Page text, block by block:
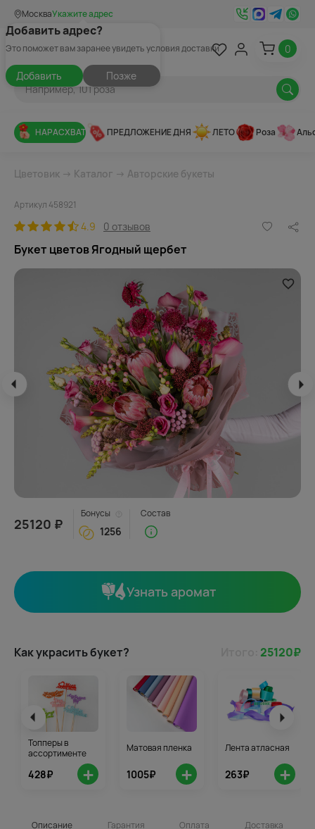
МоскваУкажите адрес
Добавить адрес?
Это поможет вам заранее увидеть условия доставки
Добавить Позже
0
НАРАСХВАТ ПРЕДЛОЖЕНИЕ ДНЯ ЛЕТО Роза
Цветовик → Каталог → Авторские букеты
Артикул 458921
4.9 0 отзывов
Букет цветов Ягодный щербет
25120 ₽
Бонусы
1256
Состав
Узнать аромат
Как украсить букет? 25120₽
Топперы в
ассортименте
428₽ +
Матовая пленка
1005₽ +
Лента атласная
263₽ +
Описание Гарантия Оплата Доставка